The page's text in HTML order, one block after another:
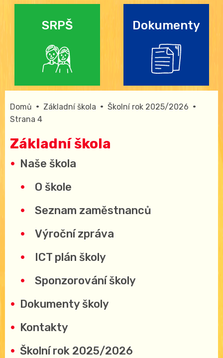
SRPŠ Dokumenty
Domů • Základní škola • Školní rok 2025/2026 •
Strana 4
Základní škola
Naše škola
O škole
Seznam zaměstnanců
Výroční zpráva
ICT plán školy
Sponzorování školy
Dokumenty školy
Kontakty
Školní rok 2025/2026